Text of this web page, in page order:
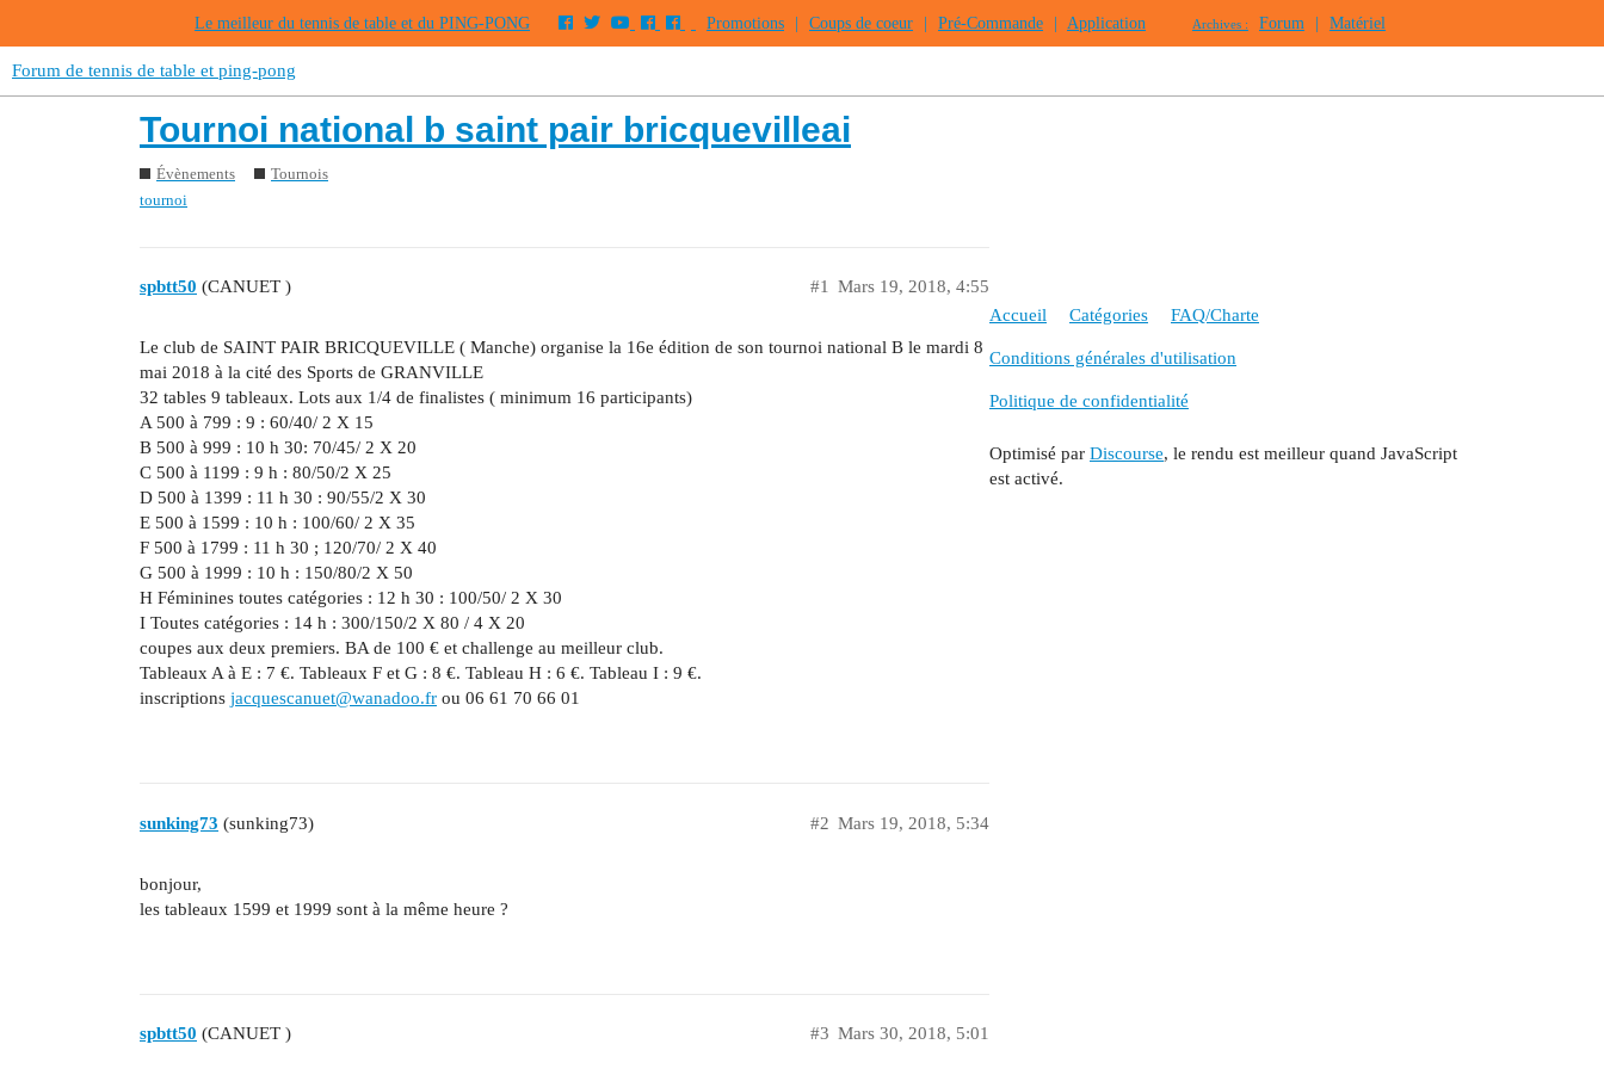
Le meilleur du tennis de table et du PING-PONG Promotions Coups de coeur Pré-Commande Application Archives : Forum Matériel
Forum de tennis de table et ping-pong
Tournoi national b saint pair bricquevilleai
Évènements
Tournois
tournoi
spbtt50 (CANUET ) Mars 19, 2018, 4:55
#1
Le club de SAINT PAIR BRICQUEVILLE ( Manche) organise la 16e édition de son tournoi national B le mardi 8
mai 2018 à la cité des Sports de GRANVILLE
32 tables 9 tableaux. Lots aux 1/4 de finalistes ( minimum 16 participants)
A 500 à 799 : 9 : 60/40/ 2 X 15
B 500 à 999 : 10 h 30: 70/45/ 2 X 20
C 500 à 1199 : 9 h : 80/50/2 X 25
D 500 à 1399 : 11 h 30 : 90/55/2 X 30
E 500 à 1599 : 10 h : 100/60/ 2 X 35
F 500 à 1799 : 11 h 30 ; 120/70/ 2 X 40
G 500 à 1999 : 10 h : 150/80/2 X 50
H Féminines toutes catégories : 12 h 30 : 100/50/ 2 X 30
I Toutes catégories : 14 h : 300/150/2 X 80 / 4 X 20
coupes aux deux premiers. BA de 100 € et challenge au meilleur club.
Tableaux A à E : 7 €. Tableaux F et G : 8 €. Tableau H : 6 €. Tableau I : 9 €.
inscriptions jacquescanuet@wanadoo.fr ou 06 61 70 66 01
sunking73 (sunking73) Mars 19, 2018, 5:34
#2
bonjour,
les tableaux 1599 et 1999 sont à la même heure ?
spbtt50 (CANUET ) Mars 30, 2018, 5:01
#3
Accueil Catégories FAQ/Charte
Conditions générales d'utilisation
Politique de confidentialité
Optimisé par Discourse, le rendu est meilleur quand JavaScript
est activé.